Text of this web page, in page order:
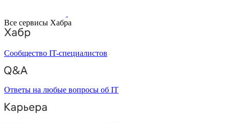
Все сервисы Хабра
Сообщество IT-специалистов
Ответы на любые вопросы об IT